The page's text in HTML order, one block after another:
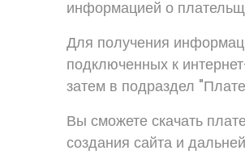
информацией о
Для получения
подключенных к
затем в подраздел
Вы сможете скачать
создания сайта и